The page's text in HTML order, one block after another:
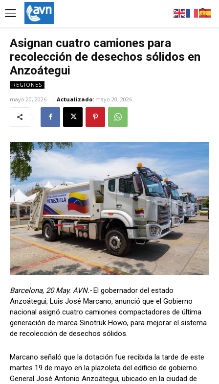
Asignan cuatro camiones para
recolección de desechos sólidos en
Anzoátegui
REGIONES
mayo 20, 2026 Actualizado: mayo 20, 2026
Barcelona, 20 May. AVN.-El gobernador del estado
Anzoátegui, Luis José Marcano, anunció que el Gobierno
nacional asignó cuatro camiones compactadores de última
generación de marca Sinotruk Howo, para mejorar el sistema
de recolección de desechos sólidos.
Marcano señaló que la dotación fue recibida la tarde de este
martes 19 de mayo en la plazoleta del edificio de gobierno
General José Antonio Anzoátegui, ubicado en la ciudad de